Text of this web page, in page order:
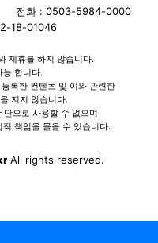
전화 : 0503-5984-0000
18-01046
제휴를 하지 않습니다.
능 합니다.
록한 컨텐츠 및 이와 관련한
지지 않습니다.
단으로 사용할 수 없으며
책임을 물을 수 있습니다.
All rights reserved.